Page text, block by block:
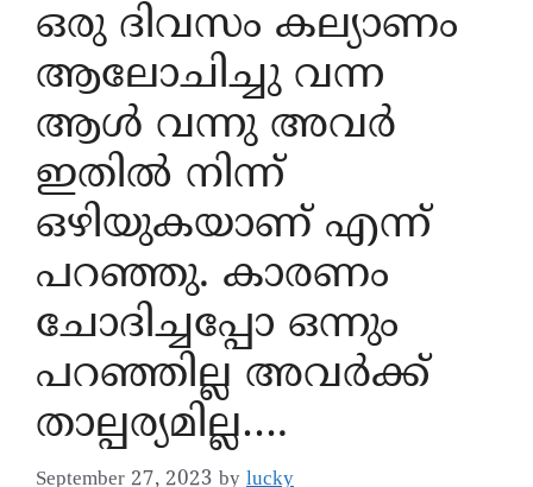
ഒരു ദിവസം കല്യാണം
ആലോചിച്ചു വന്ന
ആൾ വന്നു അവർ
ഇതിൽ നിന്ന്
ഒഴിയുകയാണ് എന്ന്
പറഞ്ഞു. കാരണം
ചോദിച്ചപ്പോ ഒന്നും
പറഞ്ഞില്ല അവർക്ക്
താല്പര്യമില്ല….
September 27, 2023 by lucky